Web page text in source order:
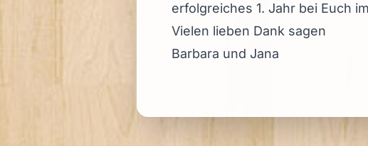
erfolgreiches 1. Jahr bei Euch
Vielen lieben Dank sagen
Barbara und Jana